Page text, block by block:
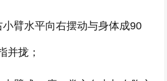
臂水平向右摆动与身体成90
并拢；